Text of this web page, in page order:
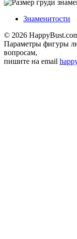
Знаменитости
© 2026
Параметры фигуры
вопросам,
пишите на email